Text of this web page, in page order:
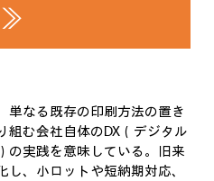
≫
なる既存の印刷方法の置き
組む会社自体のDX（デジタル
の実践を意味している。旧来
、小ロットや短納期対応、